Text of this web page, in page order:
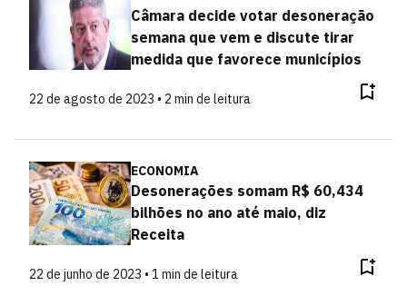
Câmara decide votar desoneração
semana que vem e discute tirar
medida que favorece municípios
22 de agosto de 2023 • 2 min de leitura
ECONOMIA
Desonerações somam R$ 60,434
bilhões no ano até maio, diz
Receita
22 de junho de 2023 • 1 min de leitura